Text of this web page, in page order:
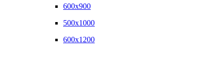
600x900
500x1000
600x1200